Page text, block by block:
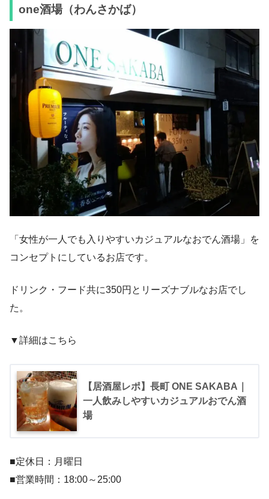
one酒場（わんさかば）
「女性が一人でも入りやすいカジュアルなおでん酒場」を
コンセプトにしているお店です。
ドリンク・フード共に350円とリーズナブルなお店でし
た。
▼詳細はこちら
【居酒屋レポ】長町 ONE SAKABA｜
一人飲みしやすいカジュアルおでん酒
場
■定休日：月曜日
■営業時間：18:00～25:00